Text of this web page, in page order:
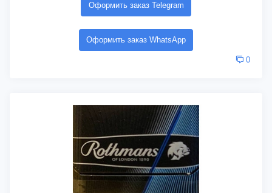
Оформить заказ Telegram
Оформить заказ WhatsApp
0